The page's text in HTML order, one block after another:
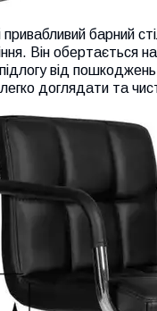
барний
Він обертається
від
доглядати та